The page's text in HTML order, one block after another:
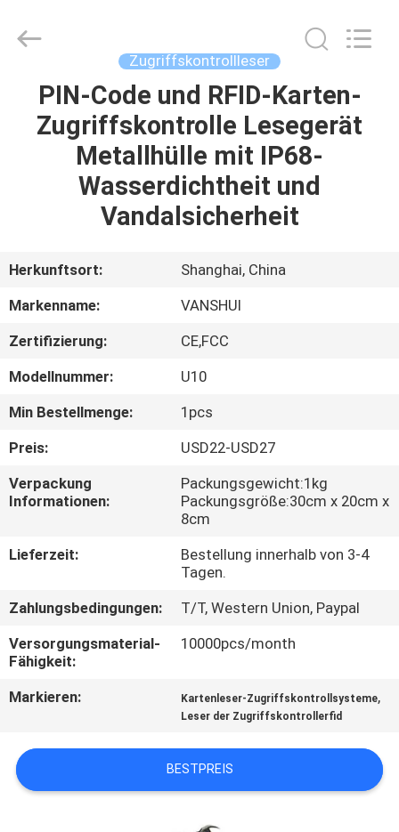
HAUSE
PRODUKTE
ÜBER
WERKSBESICHTIGUNG
QUALITÄTSKONTROLLE
KONTAKT
UNS
BITTE
UM
EIN
ANGEBOT
SITEMAP
COMPANY
LIMITED.
Zugriffskontrollleser
PIN-Code und RFID-Karten-
Zugriffskontrolle Lesegerät
Metallhülle mit IP68-
Wasserdichtheit und
Vandalsicherheit
Herkunftsort:
Shanghai, China
Markenname:
VANSHUI
Zertifizierung:
CE,FCC
Modellnummer:
U10
Min Bestellmenge:
1pcs
Preis:
USD22-USD27
Verpackung
Informationen:
Packungsgewicht:1kg
Packungsgröße:30cm x 20cm x
8cm
Lieferzeit:
Bestellung innerhalb von 3-4
Tagen.
Zahlungsbedingungen:
T/T, Western Union, Paypal
Versorgungsmaterial-
Fähigkeit:
10000pcs/month
Markieren: Kartenleser-Zugriffskontrollsysteme,
Leser der Zugriffskontrollerfid
BESTPREIS